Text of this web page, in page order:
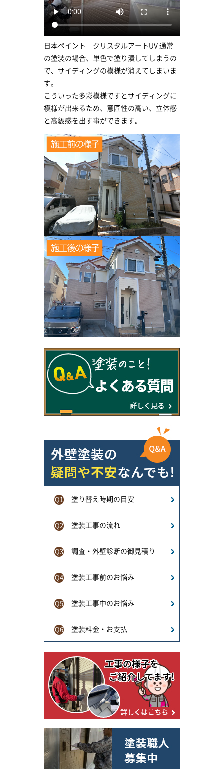
日本ペイント クリスタルアートUV 通常
の塗装の場合、単色で塗り潰してしまうの
で、サイディングの模様が消えてしまいま
す。
こういった多彩模様ですとサイディングに
模様が出来るため、意匠性の高い、立体感
と高級感を出す事ができます。
Q1 塗り替え時期の目安
Q2 塗装工事の流れ
Q3 調査・外壁診断の御見積り
Q4 塗装工事前のお悩み
Q5 塗装工事中のお悩み
Q6 塗装料金・お支払